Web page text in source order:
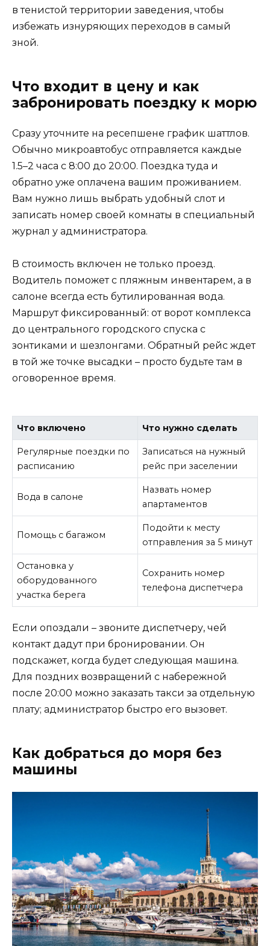
в тенистой территории заведения, чтобы
избежать изнуряющих переходов в самый
зной.
Что входит в цену и как
забронировать поездку к морю
Сразу уточните на ресепшене график шаттлов.
Обычно микроавтобус отправляется каждые
1.5–2 часа с 8:00 до 20:00. Поездка туда и
обратно уже оплачена вашим проживанием.
Вам нужно лишь выбрать удобный слот и
записать номер своей комнаты в специальный
журнал у администратора.
В стоимость включен не только проезд.
Водитель поможет с пляжным инвентарем, а в
салоне всегда есть бутилированная вода.
Маршрут фиксированный: от ворот комплекса
до центрального городского спуска с
зонтиками и шезлонгами. Обратный рейс ждет
в той же точке высадки – просто будьте там в
оговоренное время.
Что включено Что нужно сделать
Регулярные поездки по
расписанию
Записаться на нужный
рейс при заселении
Вода в салоне
Назвать номер
апартаментов
Помощь с багажом
Подойти к месту
отправления за 5 минут
Остановка у
оборудованного
участка берега
Сохранить номер
телефона диспетчера
Если опоздали – звоните диспетчеру, чей
контакт дадут при бронировании. Он
подскажет, когда будет следующая машина.
Для поздних возвращений с набережной
после 20:00 можно заказать такси за отдельную
плату; администратор быстро его вызовет.
Как добраться до моря без
машины